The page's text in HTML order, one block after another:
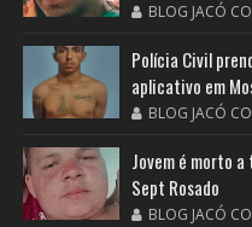
BLOG JACÓ
Polícia Civil
aplicativo em
BLOG JACÓ
Jovem é morto
Sept Rosado
BLOG JACÓ